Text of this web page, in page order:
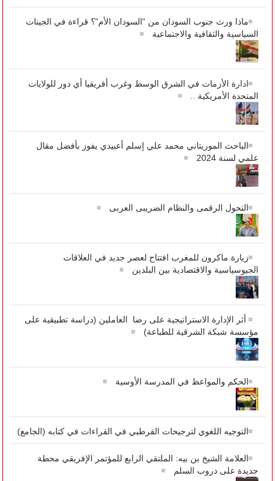
ماذا ورث جنوب السودان من “السودان الأم”؟ قراءة في الجينات
السياسية والثقافية والاجتماعية
ادارة الأزمات في الشرق الوسط وغرب أفريقيا أي دور للولايات
المتحدة الأمريكية ..
الباحث الموريتاني محمد علي إسلم أعبيدي يفوز بأفضل مقال
علمي لسنة 2024
التحول الرقمى والنظام الضريبى العربى
زيارة ماكرون للمغرب افتتاح لعصر جديد في العلاقات
الجيوسياسية والاقتصادية بين البلدين
أثر الإدارة الاستراتيجية على رضا العاملين (دراسة تطبيقية على
مؤسسة شبكة الشرقية للطباعة)
الحكم والمواعظ في المدرسة الأوسية
التوجيه اللغوي لترجيحات القرطبي في القراءات في كتابه (الجامع)
العلامة الشيخ بن بيه: الملتقي الرابع للمؤتمر الإفريقي محطة
جديدة على دروب السلم